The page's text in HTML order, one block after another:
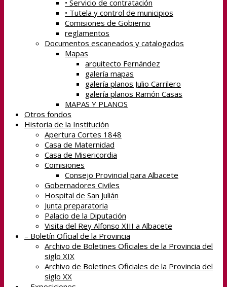
• Servicio de contratación
• Tutela y control de municipios
Comisiones de Gobierno
reglamentos
Documentos escaneados y catalogados
Mapas
arquitecto Fernández
galería mapas
galería planos Julio Carrilero
galería planos Ramón Casas
MAPAS Y PLANOS
Otros fondos
Historia de la Institución
Apertura Cortes 1848
Casa de Maternidad
Casa de Misericordia
Comisiones
Consejo Provincial para Albacete
Gobernadores Civiles
Hospital de San Julián
Junta preparatoria
Palacio de la Diputación
Visita del Rey Alfonso XIII a Albacete
– Boletín Oficial de la Provincia
Archivo de Boletines Oficiales de la Provincia del
siglo XIX
Archivo de Boletines Oficiales de la Provincia del
siglo XX